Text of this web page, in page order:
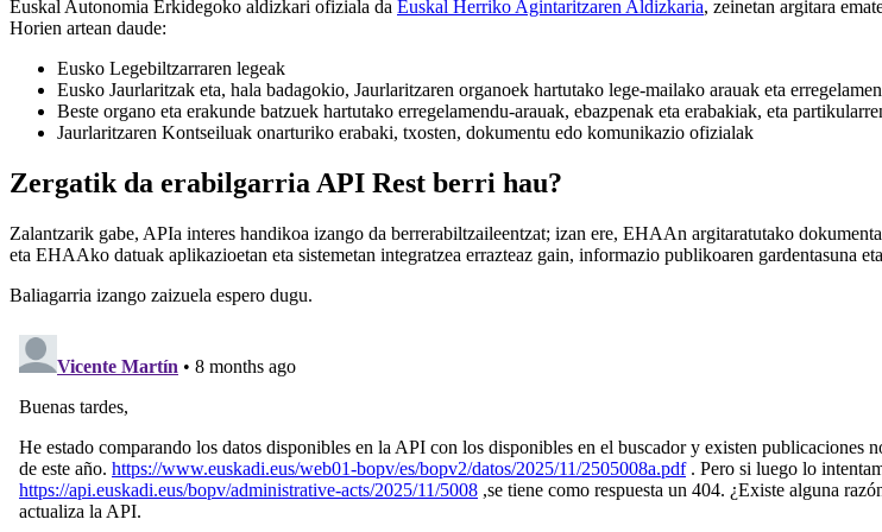
Euskal Autonomia Erkidegoko aldizkari ofiziala da Euskal Herriko Agintaritzaren Aldizkaria, zeinetan argitara
Horien artean daude:
Eusko Legebiltzarraren legeak
Eusko Jaurlaritzak eta, hala badagokio, Jaurlaritzaren organoek hartutako lege-mailako arauak eta
Beste organo eta erakunde batzuek hartutako erregelamendu-arauak, ebazpenak eta erabakiak, eta
Jaurlaritzaren Kontseiluak onarturiko erabaki, txosten, dokumentu edo komunikazio ofizialak
Zergatik da erabilgarria API Rest berri hau?
Zalantzarik gabe, APIa interes handikoa izango da berrerabiltzaileentzat; izan ere, EHAAn argitaratutako
eta EHAAko datuak aplikazioetan eta sistemetan integratzea errazteaz gain, informazio publikoaren gardentasuna
Baliagarria izango zaizuela espero dugu.